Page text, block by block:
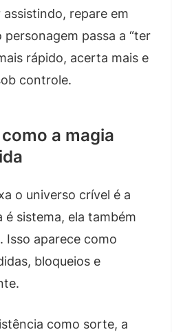
repare em
personagem passa a “ter
rápido, acerta mais e
controle.
a magia
o universo crível é a
é sistema, ela também
Isso aparece como
bloqueios e
como sorte, a